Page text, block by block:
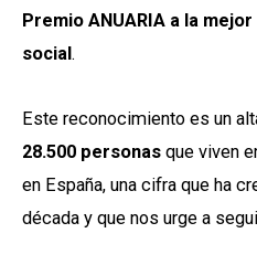
Premio ANUARIA a la
social .
Este reconocimiento es un
28.500 personas que viven
en España, una cifra que ha
década y que nos urge a